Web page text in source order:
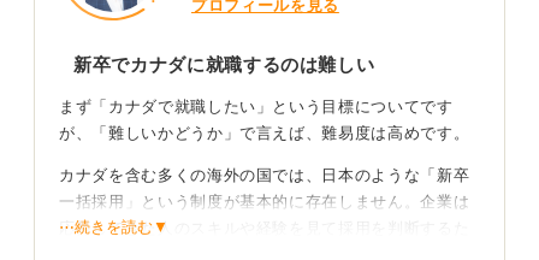
プロフィールを見る
新卒でカナダに就職するのは難しい
まず「カナダで就職したい」という目標についてです
が、「難しいかどうか」で言えば、難易度は高めです。
カナダを含む多くの海外の国では、日本のような「新卒
一括採用」という制度が基本的に存在しません。企業は
応募してきた人のスキルや経験を見て採用を判断するた
⋯続きを読む▼